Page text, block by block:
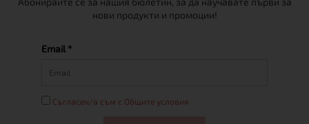
нови продукти и промоции!
Email *
Съгласен/а съм с Общите условия